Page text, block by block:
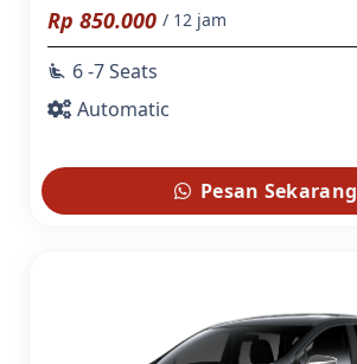
Rp 850.000 / 12 jam
airline_seat_recline_extra 6 -7 Seats
Automatic
Pesan Sekarang